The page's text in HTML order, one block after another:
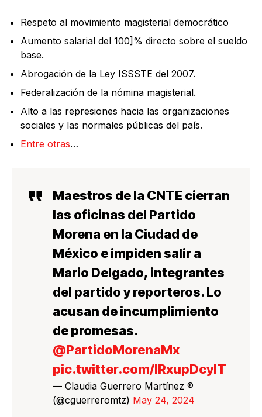
Respeto al movimiento magisterial democrático
Aumento salarial del 100]% directo sobre el sueldo
base.
Abrogación de la Ley ISSSTE del 2007.
Federalización de la nómina magisterial.
Alto a las represiones hacia las organizaciones
sociales y las normales públicas del país.
Entre otras…
Maestros de la CNTE cierran
las oficinas del Partido
Morena en la Ciudad de
México e impiden salir a
Mario Delgado, integrantes
del partido y reporteros. Lo
acusan de incumplimiento
de promesas.
@PartidoMorenaMx
pic.twitter.com/lRxupDcyIT
— Claudia Guerrero Martínez ®
(@cguerreromtz) May 24, 2024